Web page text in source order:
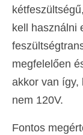
kell használni
megfelelően
akkor van így,
nem 120V.
Fontos